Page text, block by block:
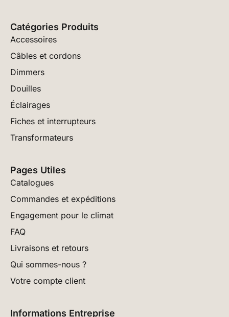
Catégories Produits
Accessoires
Câbles et cordons
Dimmers
Douilles
Éclairages
Fiches et interrupteurs
Transformateurs
Pages Utiles
Catalogues
Commandes et expéditions
Engagement pour le climat
FAQ
Livraisons et retours
Qui sommes-nous ?
Votre compte client
Informations Entreprise